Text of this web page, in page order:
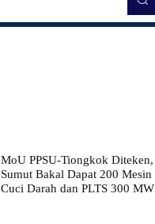
MoU PPSU-Tiongkok Diteken,
Sumut Bakal Dapat 200 Mesin
Cuci Darah dan PLTS 300 MW